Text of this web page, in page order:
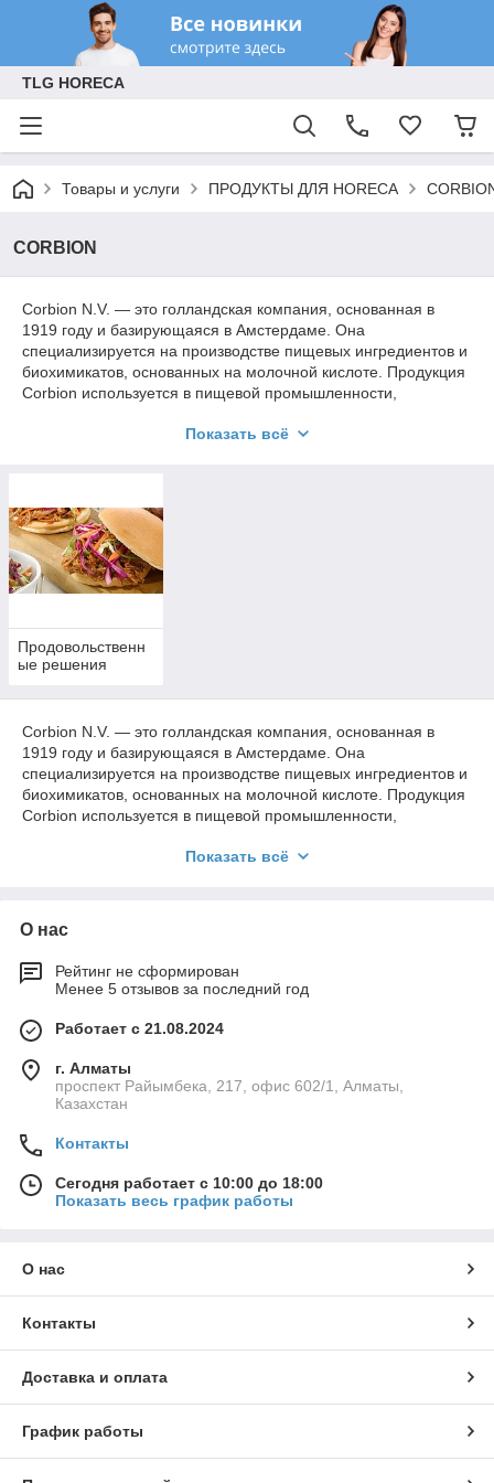
TLG HORECA
Товары и услуги ПРОДУКТЫ ДЛЯ HORECA
CORBION
Corbion N.V. — это голландская компания, основанная в
1919 году и базирующаяся в Амстердаме. Она
специализируется на производстве пищевых ингредиентов и
биохимикатов, основанных на молочной кислоте. Продукция
Corbion используется в пищевой промышленности,
активно развивает направление биопластиков, предлагая
Centrale Suiker Maatschappij (CSM) и занималась
производством сахара.
Современная деятельность:
известна как мировой лидер в производстве
молочной кислоты и её производных, а также
применяются в упаковке, текстиле и
медицинских материалах.
биобазированные решения.
Показать всё
Продовольственн
ые решения
Corbion N.V. — это голландская компания, основанная в
1919 году и базирующаяся в Амстердаме. Она
специализируется на производстве пищевых ингредиентов и
биохимикатов, основанных на молочной кислоте. Продукция
Corbion используется в пищевой промышленности,
активно развивает направление биопластиков, предлагая
Centrale Suiker Maatschappij (CSM) и занималась
Современная деятельность:
известна как мировой лидер в производстве
молочной кислоты и её производных, а также
применяются в упаковке, текстиле и
медицинских материалах.
Миссия:
Показать всё
О нас
Рейтинг не сформирован
Менее 5 отзывов за последний год
Работает с 21.08.2024
г. Алматы
проспект Райымбека, 217, офис 602/1, Алматы,
Казахстан
Контакты
Сегодня работает с 10:00 до 18:00
Показать весь график работы
О нас
Контакты
Доставка и оплата
График работы